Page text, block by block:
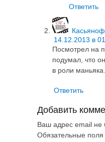
Ответить
Касьяноф
14.12.2013 в
Посмотрел на
подумал, что
в роли
Ответить
Добавить
Ваш адрес email не
Обязательные